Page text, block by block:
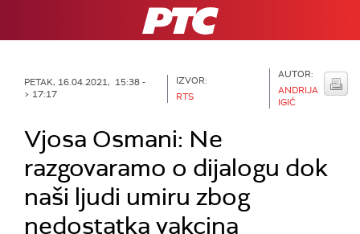
RTS
PETAK, 16.04.2021, 15:38 -
> 17:17
IZVOR:
RTS
AUTOR:
ANDRIJA
IGIĆ
Vjosa Osmani: ​​Ne
razgovaramo o dijalogu dok
naši ljudi umiru zbog
nedostatka vakcina